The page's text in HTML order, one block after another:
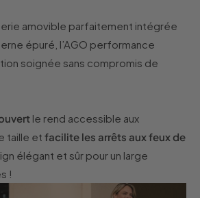
amovible parfaitement intégrée
épuré, l’AGO performance
soignée sans compromis de
le rend accessible aux
taille et facilite les arrêts aux feux de
élégant et sûr pour un large
!